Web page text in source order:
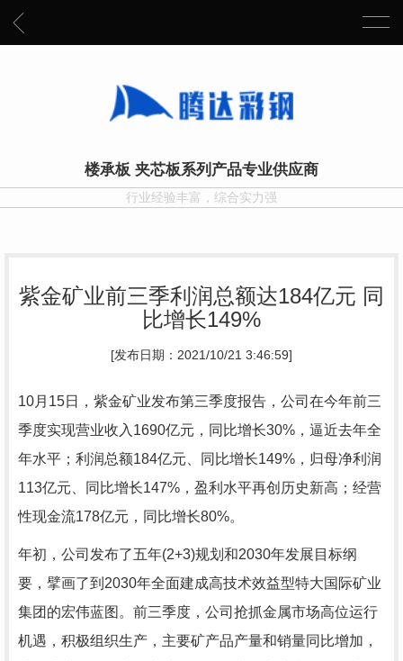
楼承板 夹芯板系列产品专业供应商
行业经验丰富，综合实力强
紫金矿业前三季利润总额达184亿元 同
比增长149%
[发布日期：2021/10/21 3:46:59]
10月15日，紫金矿业发布第三季度报告，公司在今年前三
季度实现营业收入1690亿元，同比增长30%，逼近去年全
年水平；利润总额184亿元、同比增长149%，归母净利润
113亿元、同比增长147%，盈利水平再创历史新高；经营
性现金流178亿元，同比增长80%。
年初，公司发布了五年(2+3)规划和2030年发展目标纲
要，擘画了到2030年全面建成高技术效益型特大国际矿业
集团的宏伟蓝图。前三季度，公司抢抓金属市场高位运行
机遇，积极组织生产，主要矿产品产量和销量同比增加，